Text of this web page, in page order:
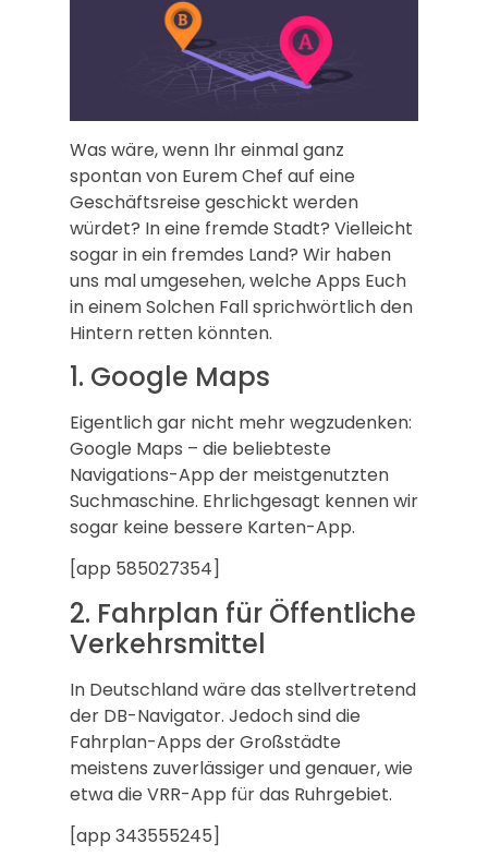
Was wäre, wenn Ihr einmal ganz
spontan von Eurem Chef auf eine
Geschäftsreise geschickt werden
würdet? In eine fremde Stadt? Vielleicht
sogar in ein fremdes Land? Wir haben
uns mal umgesehen, welche Apps Euch
in einem Solchen Fall sprichwörtlich den
Hintern retten könnten.
1. Google Maps
Eigentlich gar nicht mehr wegzudenken:
Google Maps – die beliebteste
Navigations-App der meistgenutzten
Suchmaschine. Ehrlichgesagt kennen wir
sogar keine bessere Karten-App.
[app 585027354]
2. Fahrplan für Öffentliche
Verkehrsmittel
In Deutschland wäre das stellvertretend
der DB-Navigator. Jedoch sind die
Fahrplan-Apps der Großstädte
meistens zuverlässiger und genauer, wie
etwa die VRR-App für das Ruhrgebiet.
[app 343555245]